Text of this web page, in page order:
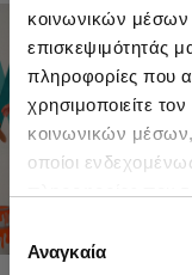
κοινωνικών μέσων
επισκεψιμότητάς
πληροφορίες που
χρησιμοποιείτε
κοινωνικών
οποίοι
των υπηρεσιών
Επιλογή
συγκατάθεσης
Αναγκαία
FOR GIRLS
UP TO -30%
SHOP SALE